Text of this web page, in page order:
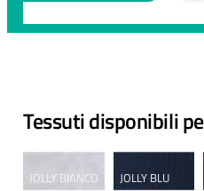
Tessuti disponibili
JOLLY BIANCO JOLLY BLU